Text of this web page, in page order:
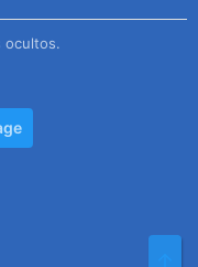
ocultos.